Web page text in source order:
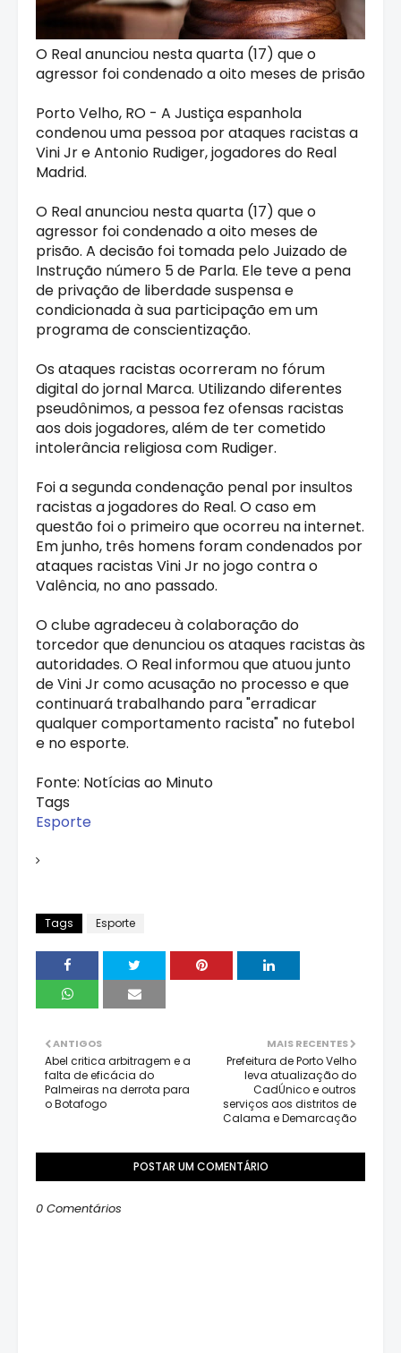
O Real anunciou nesta quarta (17) que o
agressor foi condenado a oito meses de prisão
Porto Velho, RO - A Justiça espanhola
condenou uma pessoa por ataques racistas a
Vini Jr e Antonio Rudiger, jogadores do Real
Madrid.
O Real anunciou nesta quarta (17) que o
agressor foi condenado a oito meses de
prisão. A decisão foi tomada pelo Juizado de
Instrução número 5 de Parla. Ele teve a pena
de privação de liberdade suspensa e
condicionada à sua participação em um
programa de conscientização.
Os ataques racistas ocorreram no fórum
digital do jornal Marca. Utilizando diferentes
pseudônimos, a pessoa fez ofensas racistas
aos dois jogadores, além de ter cometido
intolerância religiosa com Rudiger.
Foi a segunda condenação penal por insultos
racistas a jogadores do Real. O caso em
questão foi o primeiro que ocorreu na internet.
Em junho, três homens foram condenados por
ataques racistas Vini Jr no jogo contra o
Valência, no ano passado.
O clube agradeceu à colaboração do
torcedor que denunciou os ataques racistas às
autoridades. O Real informou que atuou junto
de Vini Jr como acusação no processo e que
continuará trabalhando para "erradicar
qualquer comportamento racista" no futebol
e no esporte.
Fonte: Notícias ao Minuto
Tags
Esporte
Tags Esporte
MAIS RECENTES
Prefeitura de Porto Velho
leva atualização do
CadÚnico e outros
serviços aos distritos de
Calama e Demarcação
ANTIGOS
Abel critica arbitragem e a
falta de eficácia do
Palmeiras na derrota para
o Botafogo
POSTAR UM COMENTÁRIO
0 Comentários